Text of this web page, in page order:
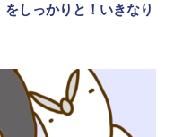
しっかりと！いきなり